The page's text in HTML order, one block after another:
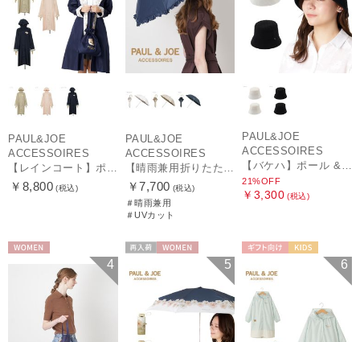
PAUL&JOE
ACCESSOIRES
￥8,800 (税込)
PAUL&JOE
ACCESSOIRES
￥7,700 (税込)
＃晴雨兼用
＃UVカット
PAUL&JOE
ACCESSOIRES
【バケハ】ポール & ジョー (PAUL & JOE ACCESSOIRES) レースバケハ
21%OFF
￥3,300 (税込)
4 5 6